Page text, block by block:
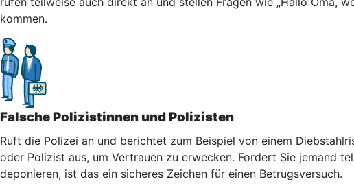
kommen.
Falsche Polizistinnen und Polizisten
Ruft die Polizei an und berichtet zum Beispiel von einem
oder Polizist aus, um Vertrauen zu erwecken. Fordert Sie jemand
deponieren, ist das ein sicheres Zeichen für einen Betrugsversuch.